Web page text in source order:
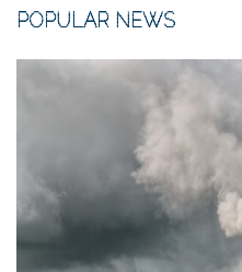
POPULAR NEWS